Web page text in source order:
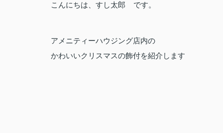
こんにちは、すし太郎 です。
アメニティーハウジング店内の
かわいいクリスマスの飾付を紹介します